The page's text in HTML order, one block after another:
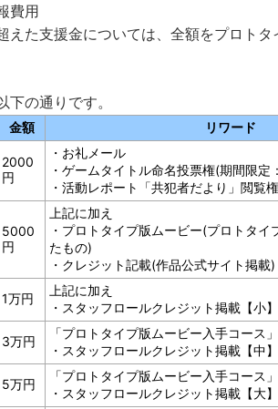
費用
えた支援金については、全額をプロトタ
の通りです。
金額 リワード
2000
円
・お礼メール
・ゲームタイトル命名投票権(期間限
・活動レポート「共犯者だより」閲覧権
5000
円
上記に加え
・プロトタイプ版ムービー(プロトタイ
たもの)
・クレジット記載(作品公式サイト掲載)
1万円
上記に加え
・スタッフロールクレジット掲載【小】
3万円
「プロトタイプ版ムービー入手コース
・スタッフロールクレジット掲載【中】
5万円
「プロトタイプ版ムービー入手コース
・スタッフロールクレジット掲載【大】